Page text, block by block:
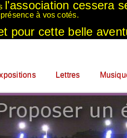
l'association cessera
à vos cotés.
pour cette belle
Lettres